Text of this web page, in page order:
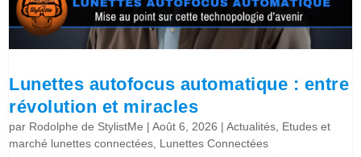
Lunettes autofocus automatique : entre
révolution et miracles
par Rodolphe de StylistMe |Août 6, 2026 |Actualités Etudes et
marché lunettes connectées Lunettes Connectées